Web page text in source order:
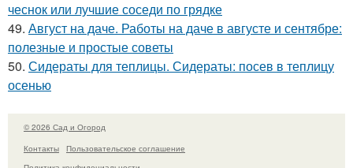
чеснок или лучшие соседи по грядке
49. Август на даче. Работы на даче в августе и сентябре:
полезные и простые советы
50. Сидераты для теплицы. Сидераты: посев в теплицу
осенью
© 2026 Сад и Огород
Контакты
Пользовательское соглашение